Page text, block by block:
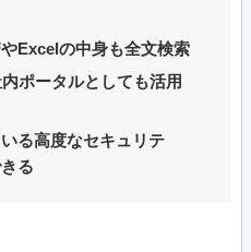
Excelの中身も全文検索
ポータルとしても活用
る高度なセキュリテ
る